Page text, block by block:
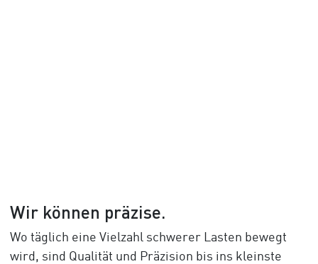
Wir können präzise.
Wo täglich eine Vielzahl schwerer Lasten bewegt
wird, sind Qualität und Präzision bis ins kleinste